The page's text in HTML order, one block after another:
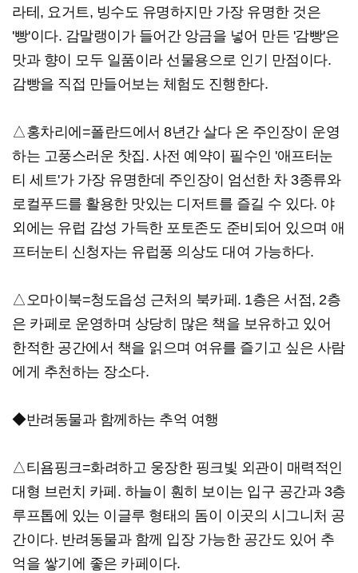
라테, 요거트, 빙수도 유명하지만 가장 유명한 것은
'빵'이다. 감말랭이가 들어간 앙금을 넣어 만든 '감빵'은
맛과 향이 모두 일품이라 선물용으로 인기 만점이다.
감빵을 직접 만들어보는 체험도 진행한다.
△홍차리에=폴란드에서 8년간 살다 온 주인장이 운영
하는 고풍스러운 찻집. 사전 예약이 필수인 '애프터눈
티 세트'가 가장 유명한데 주인장이 엄선한 차 3종류와
로컬푸드를 활용한 맛있는 디저트를 즐길 수 있다. 야
외에는 유럽 감성 가득한 포토존도 준비되어 있으며 애
프터눈티 신청자는 유럽풍 의상도 대여 가능하다.
△오마이북=청도읍성 근처의 북카페. 1층은 서점, 2층
은 카페로 운영하며 상당히 많은 책을 보유하고 있어
한적한 공간에서 책을 읽으며 여유를 즐기고 싶은 사람
에게 추천하는 장소다.
◆반려동물과 함께하는 추억 여행
△티욤핑크=화려하고 웅장한 핑크빛 외관이 매력적인
대형 브런치 카페. 하늘이 훤히 보이는 입구 공간과 3층
루프톱에 있는 이글루 형태의 돔이 이곳의 시그니처 공
간이다. 반려동물과 함께 입장 가능한 공간도 있어 추
억을 쌓기에 좋은 카페이다.